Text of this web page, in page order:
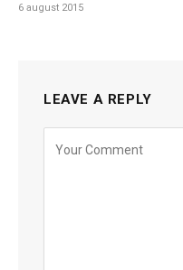
6 august 2015
LEAVE A REPLY